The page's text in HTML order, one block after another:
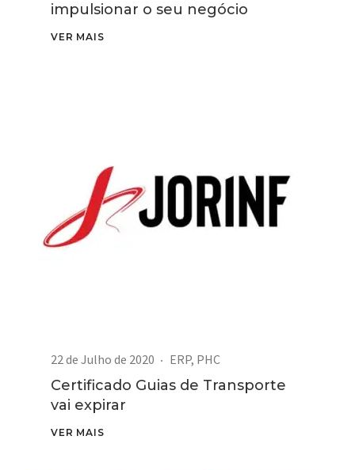
impulsionar o seu negócio
VER MAIS
22 de Julho de 2020 ERP, PHC
Certificado Guias de Transporte
vai expirar
VER MAIS